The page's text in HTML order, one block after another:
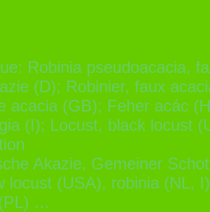
Robinia pseudoacacia,
(D); Robinier, faux
acacia (GB); Feher acác
(I); Locust, black locust
Akazie, Gemeiner
locust (USA), robinia (NL,
…